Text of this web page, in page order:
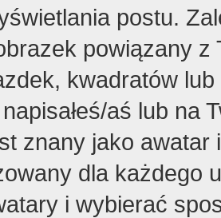
postu.
powiązany z
kwadratów
aś lub na
znany jako
dla każdego
i wybierać